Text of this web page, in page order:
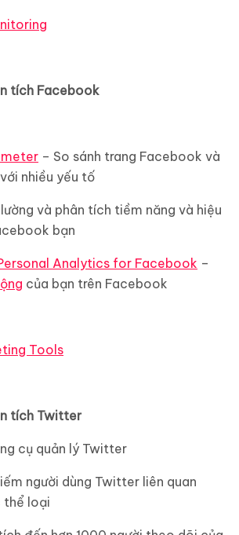
tích Facebook
– So sánh trang Facebook và
nhiều yếu tố
và phân tích tiềm năng và hiệu
bạn
Analytics for Facebook –
của bạn trên Facebook
Tools
tích Twitter
cụ quản lý Twitter
người dùng Twitter liên quan
thể loại